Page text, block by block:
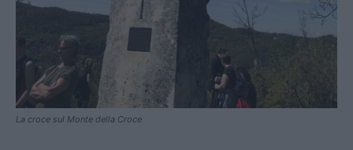
La croce sul Monte della Croce